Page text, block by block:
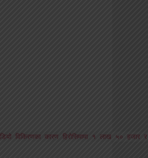
विकिरणका कारण हिरोसिमामा १ लाख ५० हजार